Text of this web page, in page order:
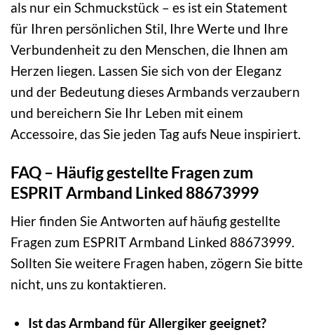
als nur ein Schmuckstück – es ist ein Statement
für Ihren persönlichen Stil, Ihre Werte und Ihre
Verbundenheit zu den Menschen, die Ihnen am
Herzen liegen. Lassen Sie sich von der Eleganz
und der Bedeutung dieses Armbands verzaubern
und bereichern Sie Ihr Leben mit einem
Accessoire, das Sie jeden Tag aufs Neue inspiriert.
FAQ – Häufig gestellte Fragen zum
ESPRIT Armband Linked 88673999
Hier finden Sie Antworten auf häufig gestellte
Fragen zum ESPRIT Armband Linked 88673999.
Sollten Sie weitere Fragen haben, zögern Sie bitte
nicht, uns zu kontaktieren.
Ist das Armband für Allergiker geeignet?